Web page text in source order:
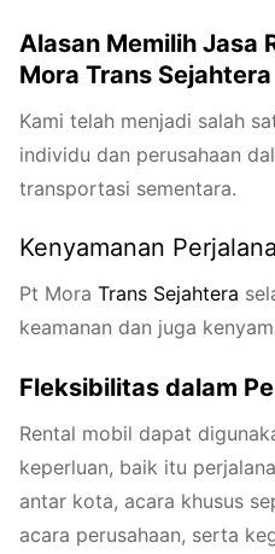
Alasan Memilih Jasa
Mora Trans Sejahtera
Kami telah menjadi salah
individu dan perusahaan
transportasi sementara.
Kenyamanan
Pt Mora Trans Sejahtera
keamanan dan juga
Fleksibilitas dalam
Rental mobil dapat
keperluan, baik itu
antar kota, acara khusus
acara perusahaan, serta